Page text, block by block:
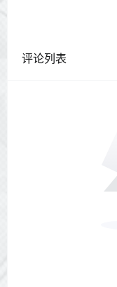
评论列表